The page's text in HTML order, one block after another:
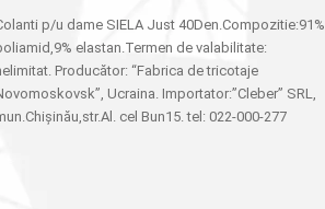
p/u dame SIELA Just 40Den.Compozitie:91%
elastan.Termen de valabilitate:
Producător: “Fabrica de tricotaje
Ucraina. Importator:”Cleber” SRL,
cel Bun15. tel: 022-000-277